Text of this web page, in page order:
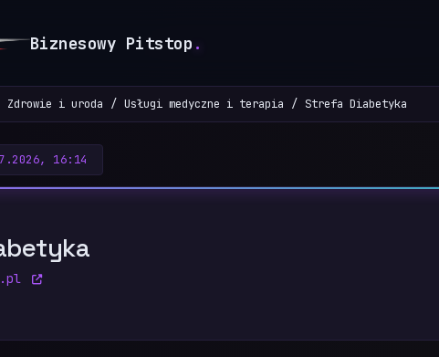
Biznesowy Pitstop .
Zdrowie i uroda Usługi medyczne i terapia Strefa Diabetyka
16:14